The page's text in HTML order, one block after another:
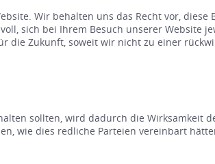
Wir behalten uns das Recht vor,
sich bei Ihrem Besuch unserer Website
Zukunft, soweit wir nicht zu einer
sollten, wird dadurch die Wirksamkeit
wie dies redliche Parteien vereinbart